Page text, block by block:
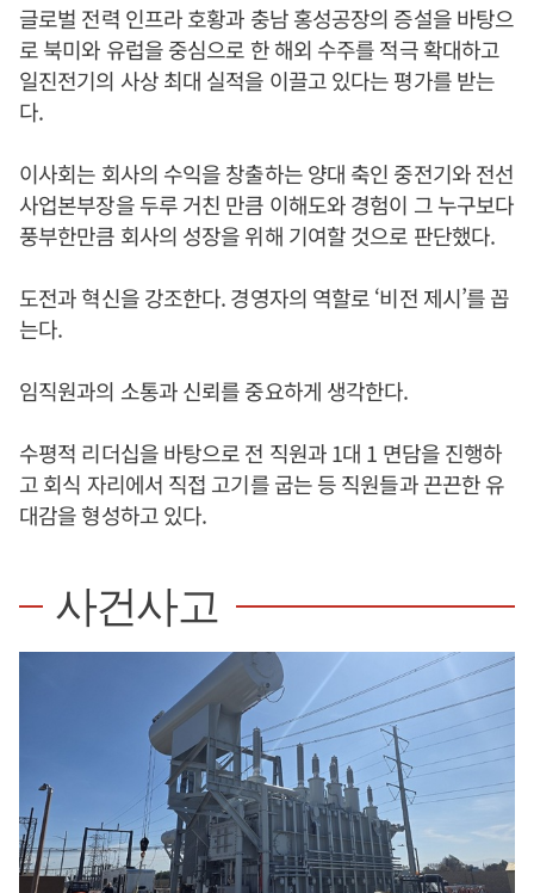
글로벌 전력 인프라 호황과 충남 홍성공장의 증설을 바탕으
로 북미와 유럽을 중심으로 한 해외 수주를 적극 확대하고
일진전기의 사상 최대 실적을 이끌고 있다는 평가를 받는
다.
이사회는 회사의 수익을 창출하는 양대 축인 중전기와 전선
사업본부장을 두루 거친 만큼 이해도와 경험이 그 누구보다
풍부한만큼 회사의 성장을 위해 기여할 것으로 판단했다.
도전과 혁신을 강조한다. 경영자의 역할로 ‘비전 제시’를 꼽
는다.
임직원과의 소통과 신뢰를 중요하게 생각한다.
수평적 리더십을 바탕으로 전 직원과 1대 1 면담을 진행하
고 회식 자리에서 직접 고기를 굽는 등 직원들과 끈끈한 유
대감을 형성하고 있다.
사건사고